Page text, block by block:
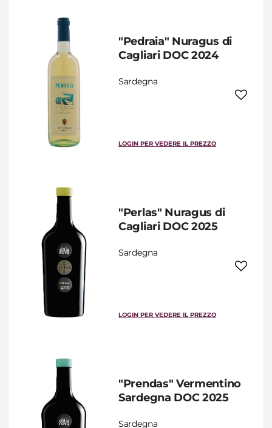
"Pedraia" Nuragus di
Cagliari DOC 2024
Sardegna
LOGIN PER VEDERE IL PREZZO
"Perlas" Nuragus di
Cagliari DOC 2025
Sardegna
LOGIN PER VEDERE IL PREZZO
"Prendas" Vermentino
Sardegna DOC 2025
Sardegna